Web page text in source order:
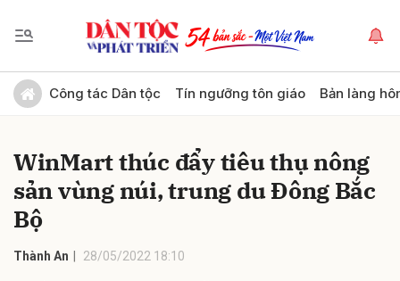
Công tác Dân tộc Tín ngưỡng tôn giáo Bản làng
WinMart thúc đẩy tiêu thụ nông
sản vùng núi, trung du Đông Bắc
Bộ
Thành An 28/05/2022 18:10
Gửi bình luận